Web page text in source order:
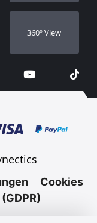
360º View
Cookies